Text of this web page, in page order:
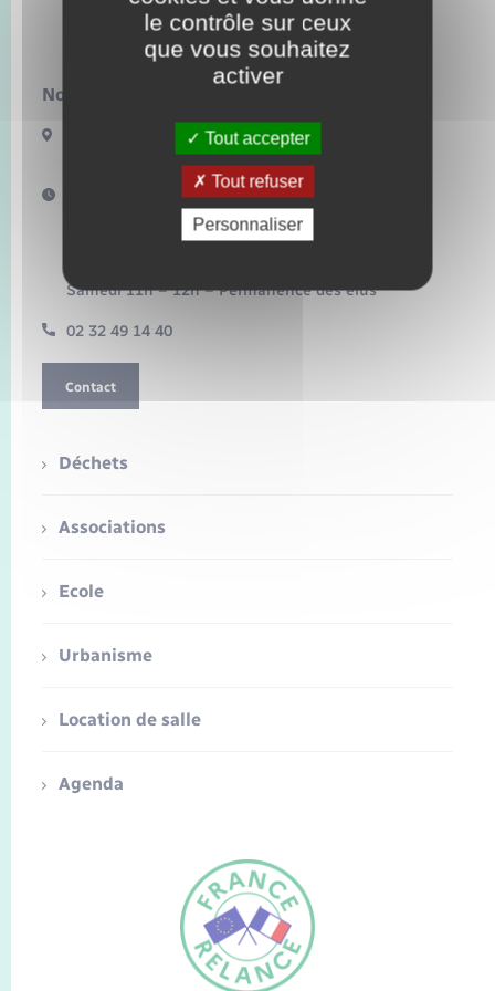
FR
Voirie et espace public
Bacqueville
Nous contacter :
17 Bis Route de Bonnemare
27440 BACQUEVILLE
Horaires d'ouverture :
Mardi 16h – 18h30
Mercredi 10h – 12h
Samedi 11h – 12h – Permanence des élus
02 32 49 14 40
Contact
Déchets
Associations
Ecole
Urbanisme
Location de salle
Agenda
le contrôle sur ceux
que vous souhaitez
activer
Tout accepter
Tout refuser
Personnaliser